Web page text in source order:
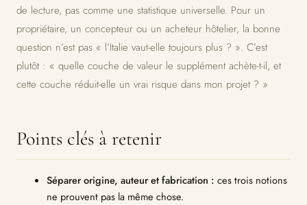
de lecture, pas comme une statistique universelle. Pour un
propriétaire, un concepteur ou un acheteur hôtelier, la bonne
question n’est pas « l’Italie vaut-elle toujours plus ? ». C’est
plutôt : « quelle couche de valeur le supplément achète-t-il, et
cette couche réduit-elle un vrai risque dans mon projet ? »
Points clés à retenir
Séparer origine, auteur et fabrication : ces trois notions
ne prouvent pas la même chose.